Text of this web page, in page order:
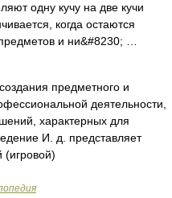
одну кучу на две кучи
когда остаются
и ни&#8230; …
предметного и
деятельности,
характерных для
И. д. представляет
(игровой)